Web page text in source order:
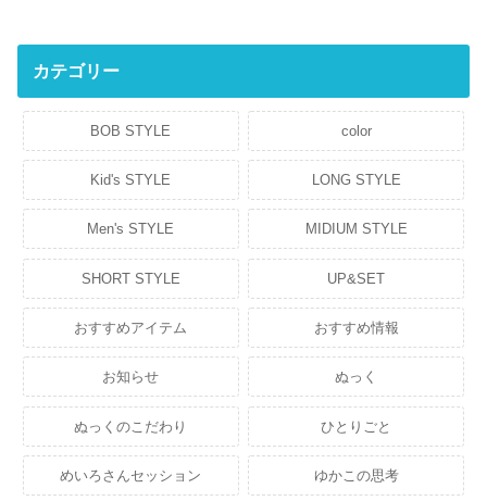
カテゴリー
BOB STYLE color
Kid's STYLE LONG STYLE
Men's STYLE MIDIUM STYLE
SHORT STYLE UP&SET
おすすめアイテム おすすめ情報
お知らせ ぬっく
ぬっくのこだわり ひとりごと
めいろさんセッション ゆかこの思考